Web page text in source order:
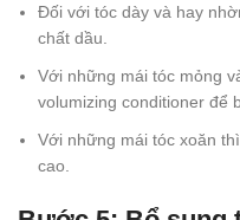
Đối với tóc dày và hay
chất dầu.
Với những mái tóc mỏng
volumizing conditioner để
Với những mái tóc xoăn
cao.